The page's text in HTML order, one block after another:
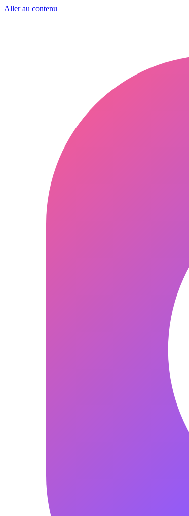
Aller au contenu